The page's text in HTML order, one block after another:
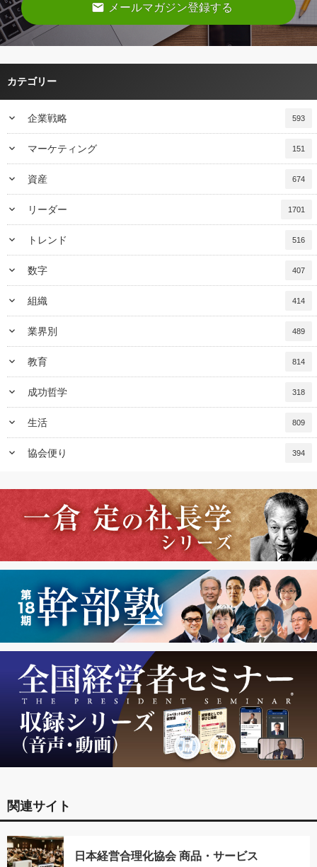
email メールマガジン登録する
カテゴリー
keyboard_arrow_down 企業戦略 593
keyboard_arrow_down マーケティング 151
keyboard_arrow_down 資産 674
keyboard_arrow_down リーダー 1701
keyboard_arrow_down トレンド 516
keyboard_arrow_down 数字 407
keyboard_arrow_down 組織 414
keyboard_arrow_down 業界別 489
keyboard_arrow_down 教育 814
keyboard_arrow_down 成功哲学 318
keyboard_arrow_down 生活 809
keyboard_arrow_down 協会便り 394
関連サイト
日本経営合理化協会 商品・サービス